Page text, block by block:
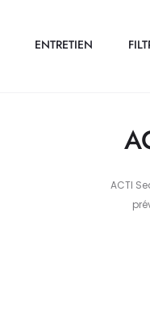
ENTRETIEN
ACTI